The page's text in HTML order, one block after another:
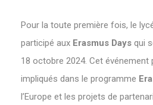
Pour la toute première fois, le
participé aux Erasmus Days qui
18 octobre 2024. Cet
impliqués dans le programme
l’Europe et les projets de